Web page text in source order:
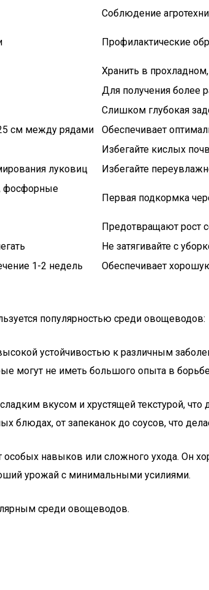
Соблюдение
Профилактические
Хранить в
Для получения более
Слишком глубокая
см между рядами
Обеспечивает
Избегайте кислых
луковиц Избегайте
фосфорные
Первая подкормка
Предотвращают рост
Не затягивайте с
1-2 недель
Обеспечивает
популярностью среди овощеводов:
устойчивостью к различным
не иметь большого опыта в борьбе
вкусом и хрустящей текстурой,
блюдах, от запеканок до соусов, что
навыков или сложного ухода. Он
урожай с минимальными усилиями.
среди овощеводов.